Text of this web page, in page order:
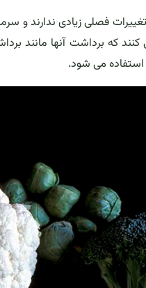
کنند که برداشت آنها مانند
می شود.